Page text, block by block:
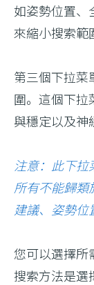
如姿勢位置、
來縮小搜索範
第三個下拉
圍。這個下拉
與穩定以及神
注意：此下
所有不能歸類
建議、姿勢位
您可以選擇所
搜索方法是選